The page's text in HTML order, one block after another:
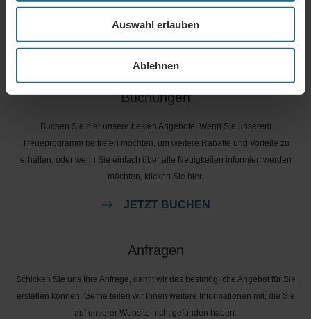
Auswahl erlauben
Ablehnen
Dienstleistungen haben. Für Fragen und Antworten im Zusammenhang mit
unserem Treueprogramm klicken Sie bitte hier.
FRAGE STELLEN
Buchungen
Buchen Sie hier unsere besten Angebote. Wenn Sie unserem
Treueprogramm beitreten möchten, um weitere Rabatte und Vorteile zu
erhalten, oder wenn Sie einfach über alle Neuigkeiten informiert werden
möchten, klicken Sie hier.
JETZT BUCHEN
Anfragen
Schicken Sie uns Ihre Anfrage, damit wir das bestmögliche Angebot für Sie
erstellen können. Gerne teilen wir Ihnen weitere Informationen mit, die Sie
auf unserer Website nicht gefunden haben.